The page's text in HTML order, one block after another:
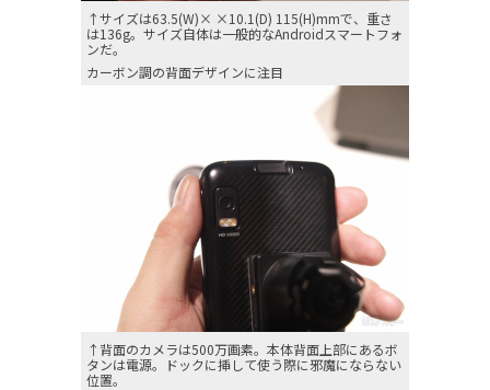
↑サイズは63.5(W)× ×10.1(D) 115(H)mmで、重さ
は136g。サイズ自体は一般的なAndroidスマートフォ
ンだ。
カーボン調の背面デザインに注目
↑背面のカメラは500万画素。本体背面上部にあるボ
タンは電源。ドックに挿して使う際に邪魔にならない
位置。